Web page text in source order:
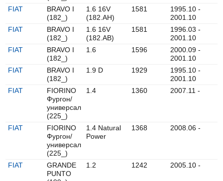
FIAT
BRAVO I
(182_)
1.6 16V
(182.AH)
1581
1995.10 -
2001.10
FIAT
BRAVO I
(182_)
1.6 16V
(182.AB)
1581
1996.03 -
2001.10
FIAT
BRAVO I
(182_)
1.6 1596
2000.09 -
2001.10
FIAT
BRAVO I
(182_)
1.9 D 1929
1995.10 -
2001.10
FIAT
FIORINO
Фургон/
универсал
(225_)
1.4 1360 2007.11 -
FIAT
FIORINO
Фургон/
универсал
(225_)
1.4 Natural
Power
1368 2008.06 -
FIAT
GRANDE
PUNTO
1.2 1242 2005.10 -